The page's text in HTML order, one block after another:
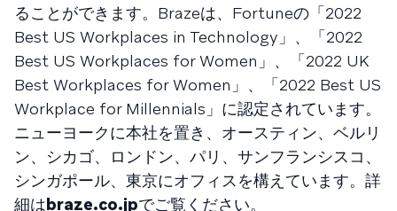
ることができます。Brazeは、Fortuneの「2022
Best US Workplaces in Technology」、「2022
Best US Workplaces for Women」、「2022 UK
Best Workplaces for Women」、「2022 Best US
Workplace for Millennials」に認定されています。
ニューヨークに本社を置き、オースティン、ベルリ
ン、シカゴ、ロンドン、パリ、サンフランシスコ、
シンガポール、東京にオフィスを構えています。詳
細はbraze.co.jpでご覧ください。